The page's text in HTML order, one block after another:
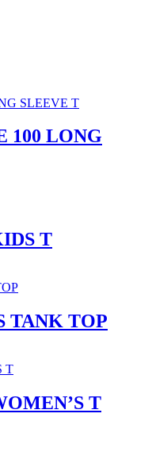
100 LONG
T
TANK TOP
T